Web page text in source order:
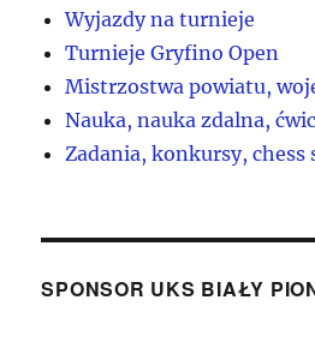
Wyjazdy na turnieje
Turnieje Gryfino Open
Mistrzostwa powiatu,
Nauka, nauka zdalna,
Zadania, konkursy, chess
SPONSOR UKS BIAŁY